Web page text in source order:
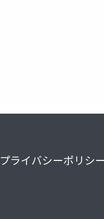
プライバシーポリシ